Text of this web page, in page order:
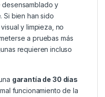
y
Si bien han sido
y limpieza, no
a pruebas más
requieren incluso
garantía de 30 días
funcionamiento de la